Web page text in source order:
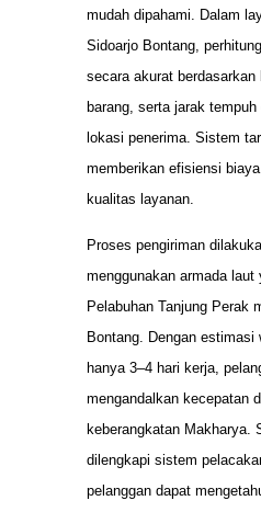
mudah dipahami. Dalam
Sidoarjo Bontang,
secara akurat
barang, serta jarak
lokasi penerima. Sistem
memberikan efisiensi
kualitas layanan.
Proses pengiriman
menggunakan armada laut
Pelabuhan Tanjung Perak
Bontang. Dengan estimasi
hanya 3–4 hari kerja,
mengandalkan kecepatan
keberangkatan Makharya.
dilengkapi sistem
pelanggan dapat